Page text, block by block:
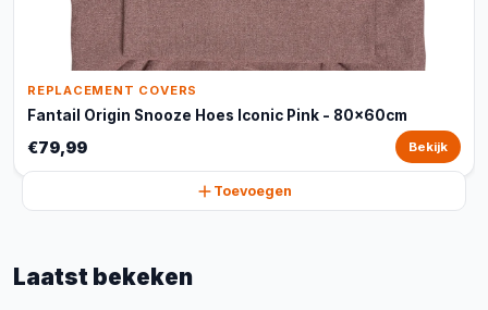
REPLACEMENT COVERS
Fantail Origin Snooze Hoes Iconic Pink - 80x60cm
€79,99 Bekijk
Toevoegen
Laatst bekeken